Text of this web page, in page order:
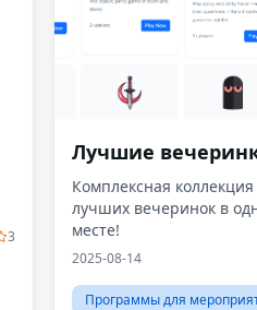
3
Лучшие
Комплексная коллекция
лучших вечеринок в
месте!
2025-08-14
Программы для